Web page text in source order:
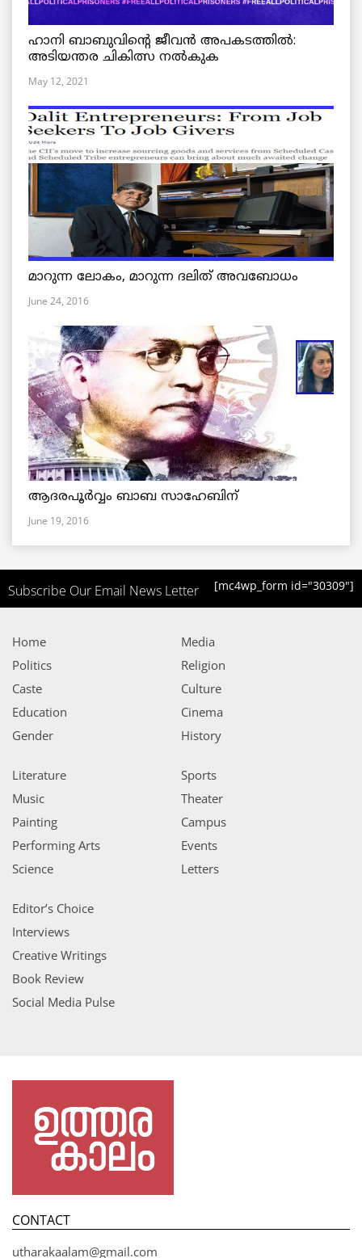
ഹാനി ബാബുവിന്റെ ജീവൻ അപകടത്തിൽ:
അടിയന്തര ചികിത്സ നൽകുക
May 12, 2021
മാറുന്ന ലോകം, മാറുന്ന ദലിത് അവബോധം
June 24, 2016
ആദരപൂര്‍വ്വം ബാബ സാഹേബിന്
June 19, 2016
Subscribe Our Email News Letter [mc4wp_form id="30309"]
Home
Politics
Caste
Education
Gender
Media
Religion
Culture
Cinema
History
Literature
Music
Painting
Performing Arts
Science
Sports
Theater
Campus
Events
Letters
Editor’s Choice
Interviews
Creative Writings
Book Review
Social Media Pulse
CONTACT
utharakaalam@gmail.com